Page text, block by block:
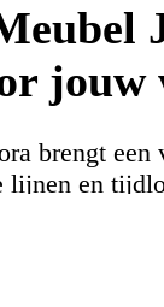
jouw
brengt
lijnen en